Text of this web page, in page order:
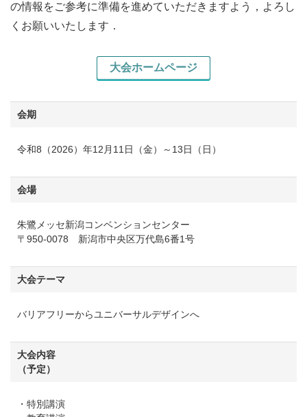
の情報をご参考に準備を進めていただきますよう，よろし
くお願いいたします．
大会ホームページ
会期
令和8（2026）年12月11日（金）～13日（日）
会場
朱鷺メッセ新潟コンベンションセンター
〒950-0078 新潟市中央区万代島6番1号
大会テーマ
バリアフリーからユニバーサルデザインへ
大会内容
（予定）
・特別講演